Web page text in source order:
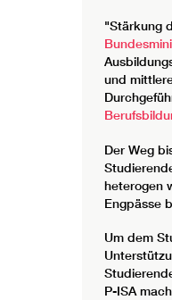
"Stärkung
und
Der Weg
heterogen
Engpässe
Um dem
P-ISA